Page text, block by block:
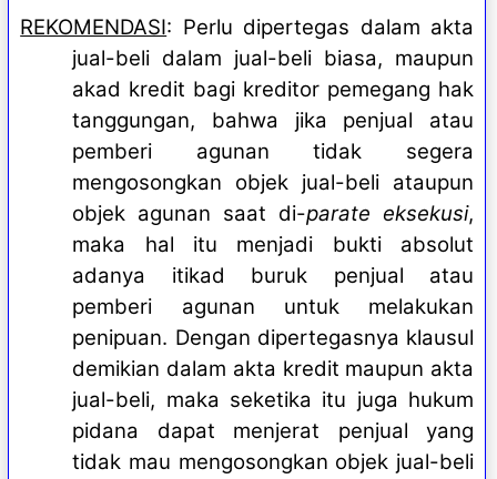
REKOMENDASI: Perlu dipertegas dalam akta
jual-beli dalam jual-beli biasa, maupun
akad kredit bagi kreditor pemegang hak
tanggungan, bahwa jika penjual atau
pemberi agunan tidak segera
mengosongkan objek jual-beli ataupun
objek agunan saat di-parate eksekusi,
maka hal itu menjadi bukti absolut
adanya itikad buruk penjual atau
pemberi agunan untuk melakukan
penipuan. Dengan dipertegasnya klausul
demikian dalam akta kredit maupun akta
jual-beli, maka seketika itu juga hukum
pidana dapat menjerat penjual yang
tidak mau mengosongkan objek jual-beli